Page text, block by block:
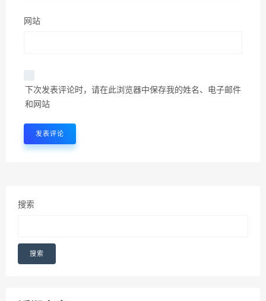
网站
下次发表评论时，请在此浏览器中保存我的姓名、电子邮件
和网站
搜索
搜索